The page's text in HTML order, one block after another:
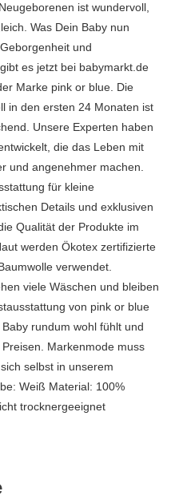
ist wundervoll,
Was Dein Baby nun
und
es jetzt bei babymarkt.de
Marke pink or blue. Die
in den ersten 24 Monaten ist
Unsere Experten haben
die das Leben mit
und angenehmer machen.
für kleine
Details und exklusiven
Qualität der Produkte im
werden Ökotex zertifizierte
verwendet.
viele Wäschen und bleiben
von pink or blue
rundum wohl fühlt und
Markenmode muss
selbst in unserem
Weiß Material: 100%
trocknergeeignet